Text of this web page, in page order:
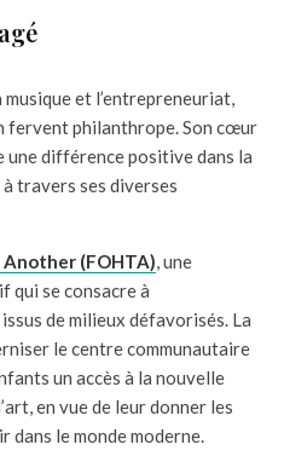
et l’entrepreneuriat,
fervent philanthrope. Son cœur
différence positive dans la
travers ses diverses
Another (FOHTA), une
qui se consacre à
de milieux défavorisés. La
le centre communautaire
un accès à la nouvelle
en vue de leur donner les
dans le monde moderne.